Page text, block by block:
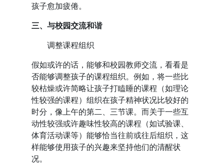
孩子愈加疲倦。
三、与校园交流和谐
调整课程组织
假如或许的话，能够和校园教师交流，看看是
否能够调整孩子的课程组织。例如，将一些比
较枯燥或许简略让孩子打瞌睡的课程（如理论
性较强的课程）组织在孩子精神状况比较好的
时分，像上午的第二、三节课。而关于一些互
动性较强或许趣味性较高的课程（如试验课、
体育活动课等）能够恰当往前或往后组织，这
样能够使用孩子的兴趣来坚持他们的清醒状
况。